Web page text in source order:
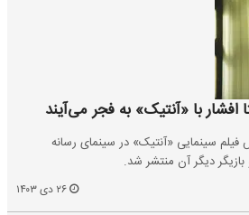
افشار با «آنتیک» به فجر می‌آیند
سینمایی «آنتیک» در سینمای‌ رسانه
دیگر آن منتشر شد.